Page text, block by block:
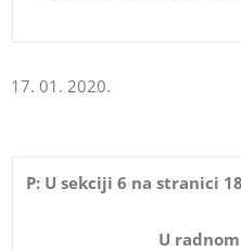
17. 01. 2020.
P: U sekciji 6 na stranici
U